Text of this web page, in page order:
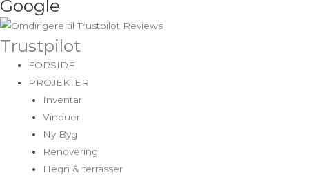
Google
Trustpilot
FORSIDE
PROJEKTER
Inventar
Vinduer
Ny Byg
Renovering
Hegn & terrasser